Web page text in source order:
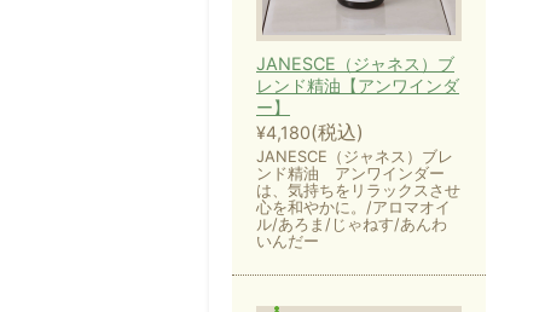
JANESCE（ジャネス）ブ
レンド精油【アンワインダ
ー】
¥4,180(税込)
JANESCE（ジャネス）ブレ
ンド精油 アンワインダー
は、気持ちをリラックスさせ
心を和やかに。/アロマオイ
ル/あろま/じゃねす/あんわ
いんだー